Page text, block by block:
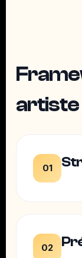
artiste
01
02